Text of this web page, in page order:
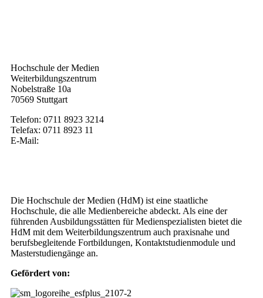
Hochschule der Medien
Weiterbildungszentrum
Nobelstraße 10a
70569 Stuttgart
Telefon: 0711 8923 3214
Telefax: 0711 8923 11
E-Mail:
Die Hochschule der Medien (HdM) ist eine staatliche
Hochschule, die alle Medienbereiche abdeckt. Als eine der
führenden Ausbildungsstätten für Medienspezialisten bietet die
HdM mit dem Weiterbildungszentrum auch praxisnahe und
berufsbegleitende Fortbildungen, Kontaktstudienmodule und
Masterstudiengänge an.
Gefördert von: